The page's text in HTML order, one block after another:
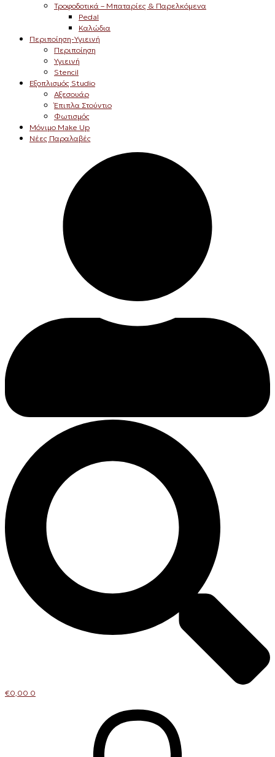
Τροφοδοτικά – Μπαταρίες & Παρελκόμενα
Pedal
Καλώδια
Περιποίηση-Υγιεινή
Περιποίηση
Υγιεινή
Stencil
Εξοπλισμός Studio
Αξεσουάρ
Έπιπλα Στούντιο
Φωτισμός
Μόνιμο Make Up
Νέες Παραλαβές
€0,00 0